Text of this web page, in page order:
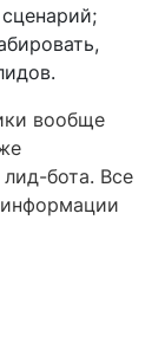
вообще
бота. Все